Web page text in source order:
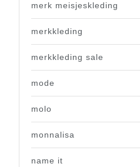
merk meisjeskleding
merkkleding
merkkleding sale
mode
molo
monnalisa
name it